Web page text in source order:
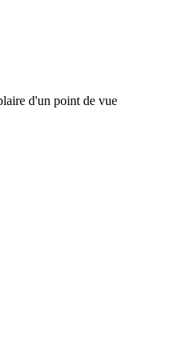
d'un point de vue